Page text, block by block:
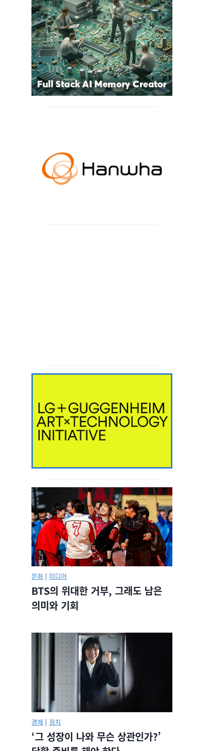
문화 | 미디어
BTS의 위대한 거부, 그래도 남은
의미와 기회
경제 | 정치
‘그 성장이 나와 무슨 상관인가?’